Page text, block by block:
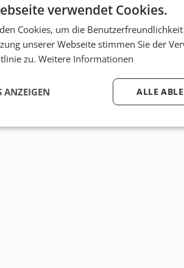
verwendet Cookies.
Cookies, um die
unserer Webseite stimmen Sie der
zu. Weitere Informationen
ALLE
ANZEIGEN